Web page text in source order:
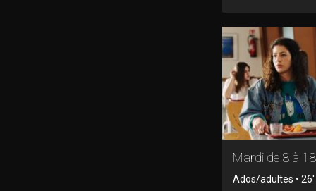
Mardi de 8 à 18
Ados/adultes • 26'